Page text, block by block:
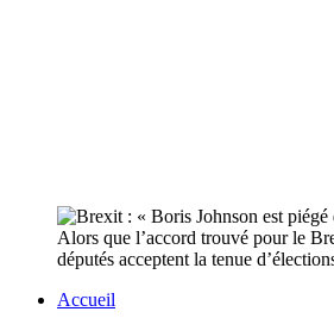
Alors que l’accord trouvé pour le
députés acceptent la tenue
Accueil